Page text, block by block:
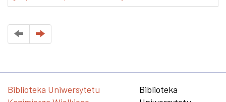
Biblioteka Uniwersytetu
Biblioteka